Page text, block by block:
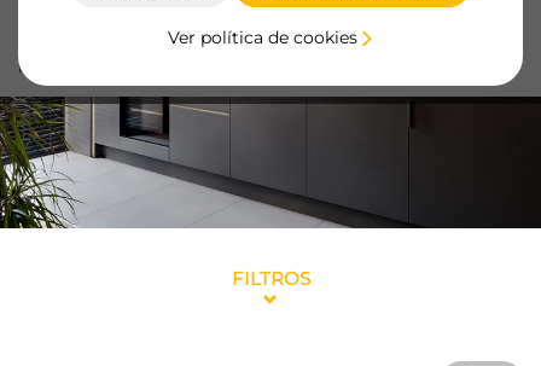
Ver política de cookies
instalação profissional e um acabamento limpo para
rodapés de cozinha.
FILTROS